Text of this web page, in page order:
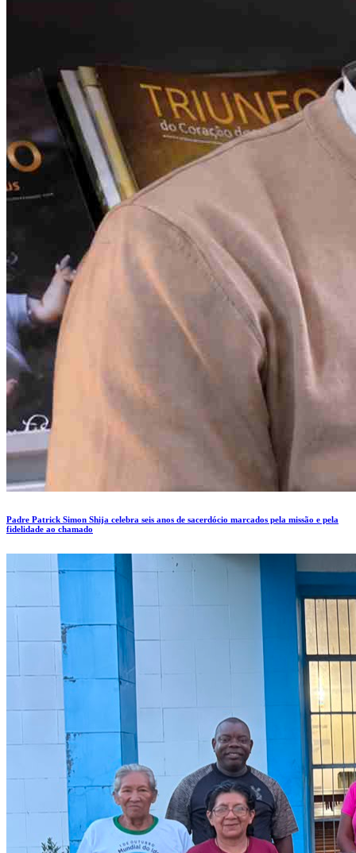
Padre Patrick Simon Shija celebra seis anos de sacerdócio marcados pela missão e pela
fidelidade ao chamado